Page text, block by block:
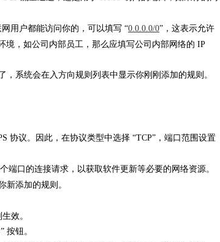
用户都能访问你的，可以填写 “0.0.0.0/0”，这表示允许
，如公司内部员工，那么应填写公司内部网络的 IP
系统会在入方向规则列表中显示你刚刚添加的规则。
协议。因此，在协议类型中选择 “TCP”，端口范围设置
端口的连接请求，以获取软件更新等必要的网络资源。
新添加的规则。
效。
按钮。